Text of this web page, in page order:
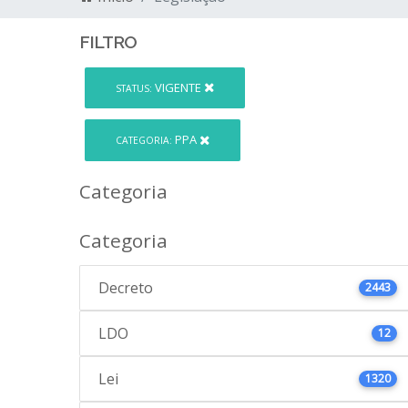
FILTRO
STATUS: VIGENTE
CATEGORIA: PPA
Categoria
Categoria
Decreto 2443
LDO 12
Lei 1320